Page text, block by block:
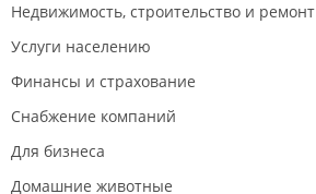
Недвижимость, строительство и ремонт
Услуги населению
Финансы и страхование
Снабжение компаний
Для бизнеса
Домашние животные